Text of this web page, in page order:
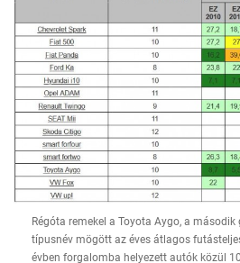
Régóta remekel a Toyota Aygo, a
típusnév mögött az éves átlagos
évben forgalomba helyezett autók közül